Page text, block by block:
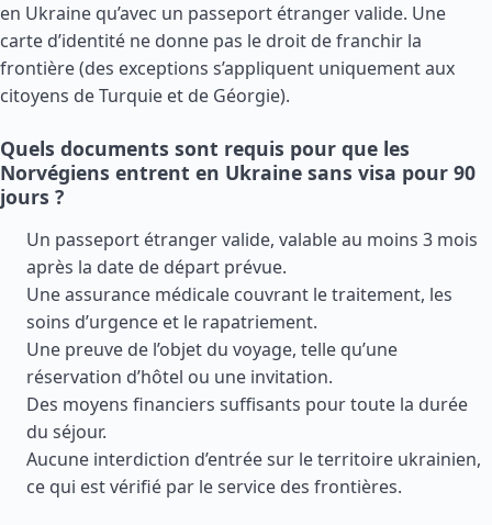
en Ukraine qu’avec un passeport étranger valide. Une
carte d’identité ne donne pas le droit de franchir la
frontière (des exceptions s’appliquent uniquement aux
citoyens deTurquie et de Géorgie).
Quels documents sont requis pour que les
Norvégiens entrent en Ukraine sans visa pour 90
jours ?
Un passeport étranger valide, valable au moins 3 mois
après la date de départ prévue.
Une assurance médicale couvrant le traitement, les
soins d’urgence et le rapatriement.
Une preuve de l’objet du voyage, telle qu’une
réservation d’hôtel ou une invitation.
Des moyens financiers suffisants pour toute la durée
du séjour.
Aucune interdiction d’entrée sur le territoire ukrainien,
ce qui est vérifié par le service des frontières.